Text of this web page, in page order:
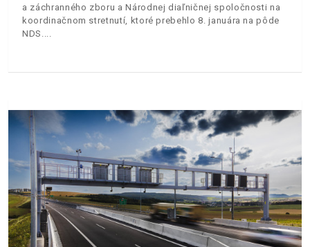
a záchranného zboru a Národnej diaľničnej spoločnosti na
koordinačnom stretnutí, ktoré prebehlo 8. januára na pôde
NDS.